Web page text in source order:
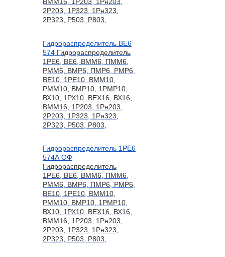
2Р203, 1Р323, 1Рн323,
2Р323, Р503, Р803,
Гидрораспределитель ВЕ6
574 Гидрораспределитель
1РЕ6, ВЕ6, ВММ6, ПММ6,
РММ6, ВМР6, ПМР6, РМР6,
ВЕ10, 1РЕ10, ВММ10,
РММ10, ВМР10, 1РМР10,
ВХ10, 1РХ10, ВЕХ16, ВХ16,
ВММ16, 1Р203, 1Рн203,
2Р203, 1Р323, 1Рн323,
2Р323, Р503, Р803,
Гидрораспределитель 1РЕ6
574А ОФ
Гидрораспределитель
1РЕ6, ВЕ6, ВММ6, ПММ6,
РММ6, ВМР6, ПМР6, РМР6,
ВЕ10, 1РЕ10, ВММ10,
РММ10, ВМР10, 1РМР10,
ВХ10, 1РХ10, ВЕХ16, ВХ16,
ВММ16, 1Р203, 1Рн203,
2Р203, 1Р323, 1Рн323,
2Р323, Р503, Р803,